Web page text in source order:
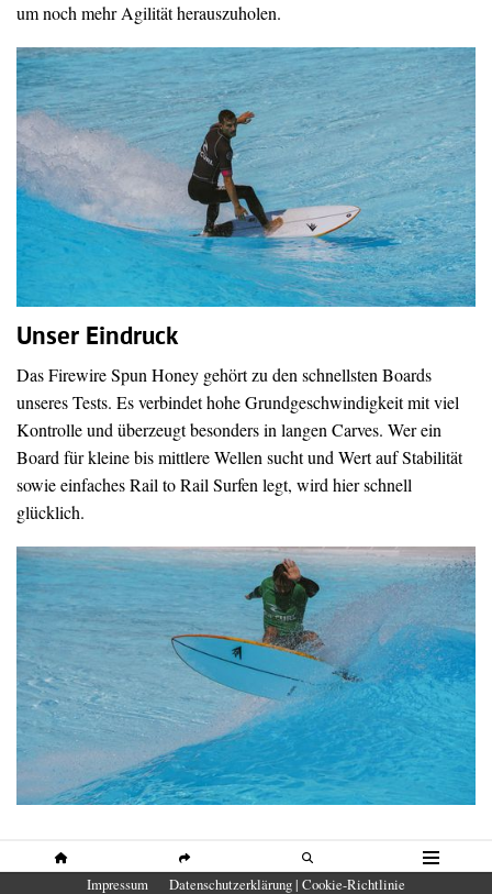
SHARE SUCHE
um noch mehr Agilität herauszuholen.
Unser Eindruck
Das Firewire Spun Honey gehört zu den schnellsten Boards
unseres Tests. Es verbindet hohe Grundgeschwindigkeit mit viel
Kontrolle und überzeugt besonders in langen Carves. Wer ein
Board für kleine bis mittlere Wellen sucht und Wert auf Stabilität
sowie einfaches Rail to Rail Surfen legt, wird hier schnell
glücklich.
Firewire Spun Honey
Impressum Datenschutzerklärung | Cookie-Richtlinie